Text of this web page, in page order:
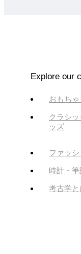
Explore our
おもち
クラシ
ッズ
ファッシ
時計・
考古学と